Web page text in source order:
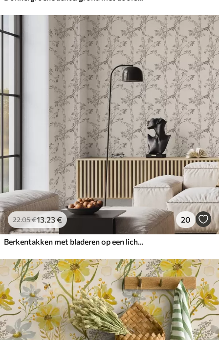
22.05€13.23€ 20
Berkentakken met bladeren op een lichte achtergrond